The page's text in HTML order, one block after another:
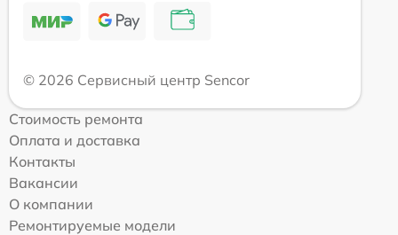
© 2026 Сервисный центр Sencor
Стоимость ремонта
Оплата и доставка
Контакты
Вакансии
О компании
Ремонтируемые модели